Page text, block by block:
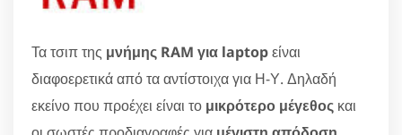
Τα τσιπ της μνήμης RAM για laptopείναι
διαφοερετικά από τα αντίστοιχα για Η-Υ. Δηλαδή
εκείνο που προέχει είναι το μικρότερο μέγεθος και